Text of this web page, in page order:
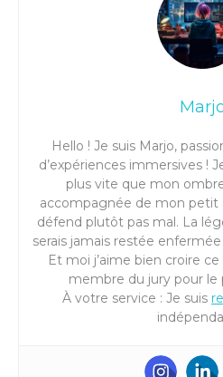
Hello ! Je suis Marjo,
d’expériences immersives !
plus vite que mon
accompagnée de mon petit
défend plutôt pas mal. La
serais jamais restée
Et moi j’aime bien croire ce
membre du jury pour le
À votre service : Je suis